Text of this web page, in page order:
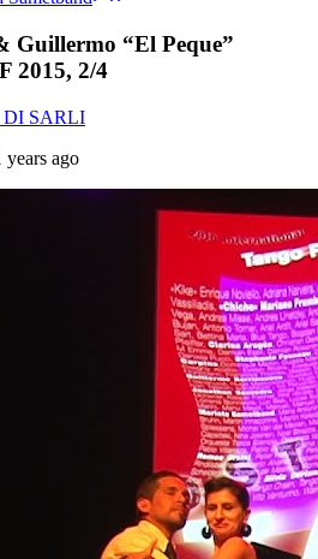
Guillermo “El Peque”
2015, 2/4
DI SARLI
years ago